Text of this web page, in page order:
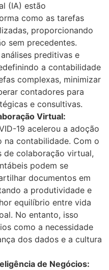
(IA) estão
como as tarefas
proporcionando
sem precedentes.
preditivas e
a contabilidade
complexas, minimizar
contadores para
e consultivas​.​​
Virtual:
19 acelerou a adoção
contabilidade. Com o
de colaboração virtual,
podem se
documentos em
a produtividade e
equilíbrio entre vida
No entanto, isso
como a necessidade
dos dados e a cultura
de Negócios: